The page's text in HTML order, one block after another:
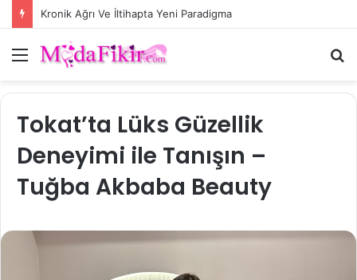
Kronik Ağrı Ve İltihapta Yeni Paradigma
Menü
Tokat’ta Lüks Güzellik
Deneyimi ile Tanışın –
Tuğba Akbaba Beauty